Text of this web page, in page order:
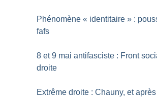
Phénomène « identitaire » :
fafs
8 et 9 mai antifasciste : Front
droite
Extrême droite : Chauny, et après